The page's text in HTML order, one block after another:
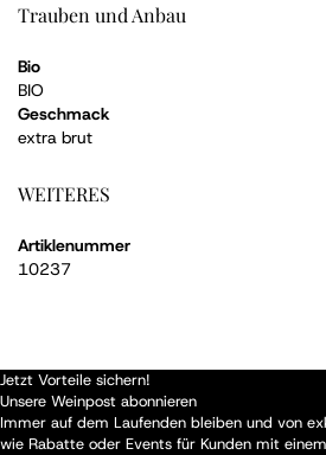
Trauben und Anbau
Bio
BIO
Geschmack
extra brut
WEITERES
Artiklenummer
10237
Jetzt Vorteile sichern!
Unsere Weinpost abonnieren
Immer auf dem Laufenden bleiben und von
wie Rabatte oder Events für Kunden mit